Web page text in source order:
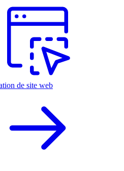
de site web